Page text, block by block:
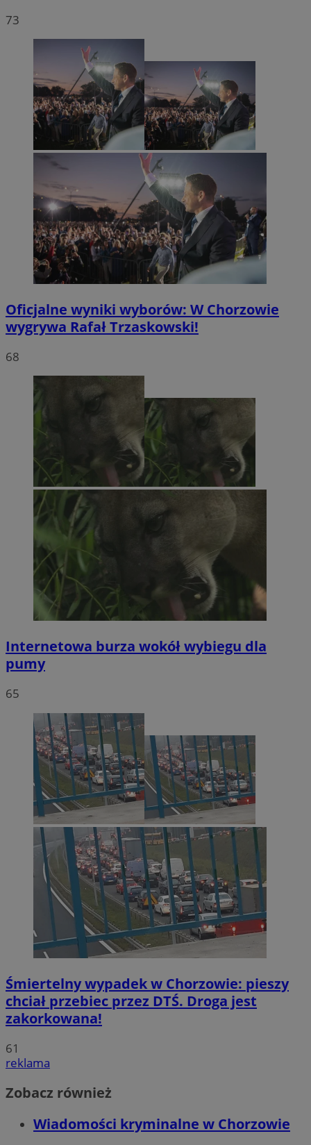
73
Oficjalne wyniki wyborów: W Chorzowie
wygrywa Rafał Trzaskowski!
68
Internetowa burza wokół wybiegu dla
pumy
65
Śmiertelny wypadek w Chorzowie: pieszy
chciał przebiec przez DTŚ. Droga jest
zakorkowana!
61
reklama
Zobacz również
Wiadomości kryminalne w Chorzowie